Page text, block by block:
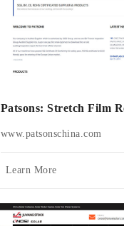
Patsons: Stretch Film
www.patsonschina.com
Learn More